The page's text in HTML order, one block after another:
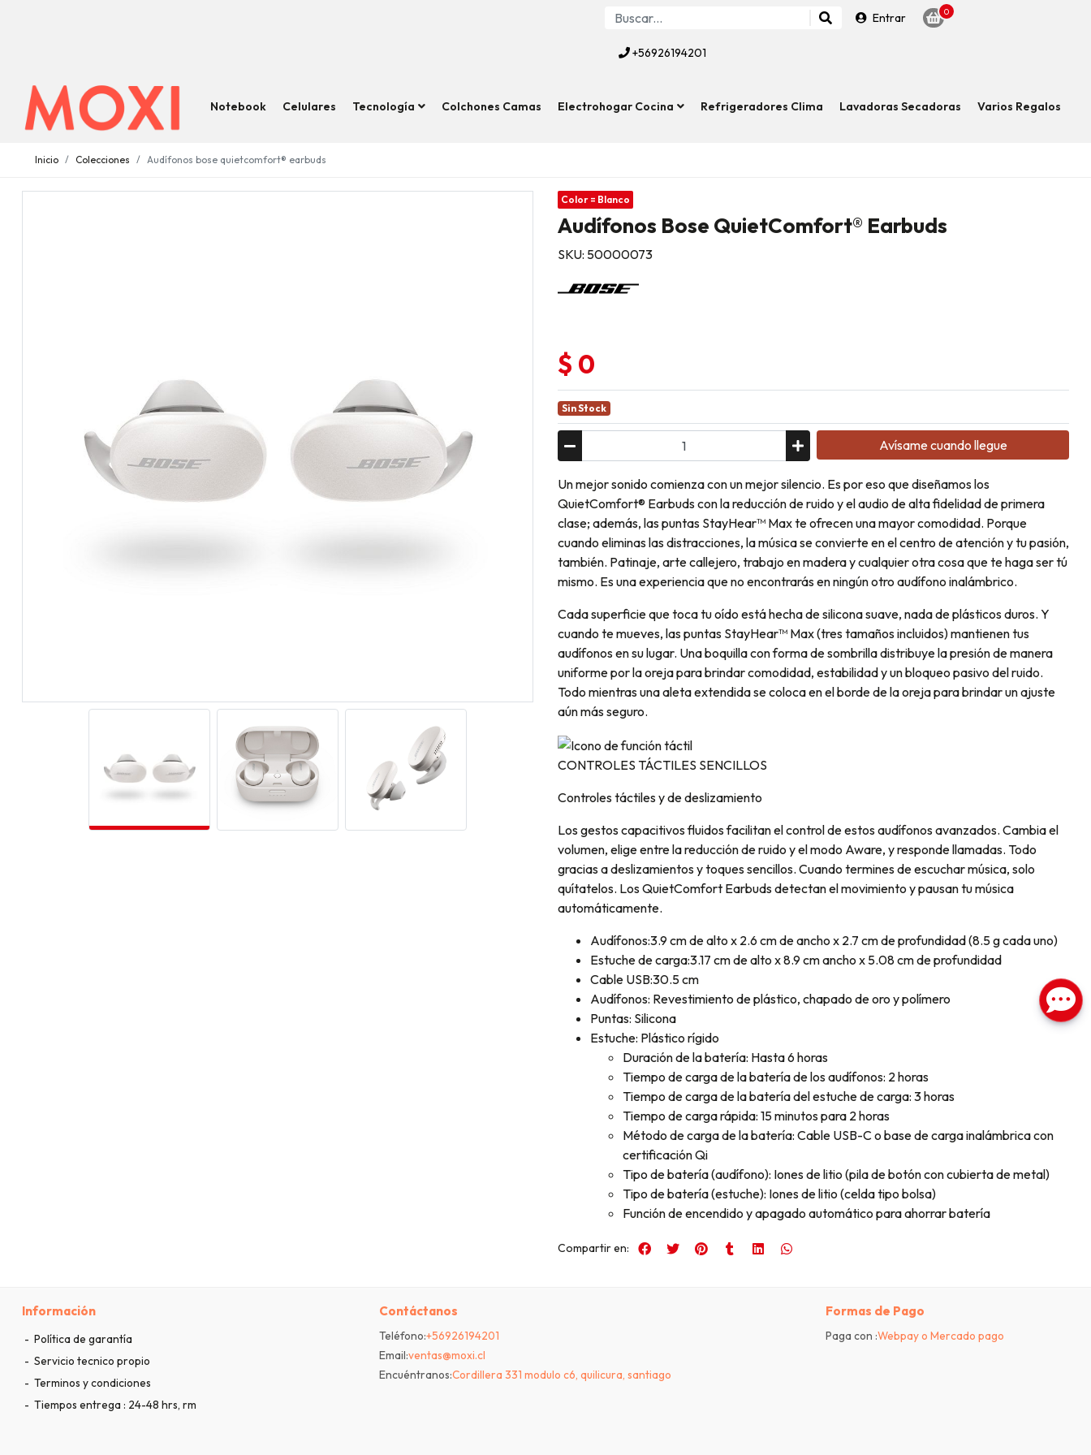
Entrar 0
+56926194201
Notebook Celulares Tecnología Colchones Camas Electrohogar Cocina Refrigeradores Clima Lavadoras Secadoras Varios Regalos
Inicio Colecciones Audífonos bose quietcomfort® earbuds
Color = Blanco
Audífonos Bose QuietComfort® Earbuds
SKU: 50000073
$ 0
Sin Stock
Avísame cuando llegue
Un mejor sonido comienza con un mejor silencio. Es por eso que diseñamos los
QuietComfort® Earbuds con la reducción de ruido y el audio de alta fidelidad de primera
clase; además, las puntas StayHear™ Max te ofrecen una mayor comodidad. Porque
cuando eliminas las distracciones, la música se convierte en el centro de atención y tu pasión,
también. Patinaje, arte callejero, trabajo en madera y cualquier otra cosa que te haga ser tú
mismo. Es una experiencia que no encontrarás en ningún otro audífono inalámbrico.
Cada superficie que toca tu oído está hecha de silicona suave, nada de plásticos duros. Y
cuando te mueves, las puntas StayHear™ Max (tres tamaños incluidos) mantienen tus
audífonos en su lugar. Una boquilla con forma de sombrilla distribuye la presión de manera
uniforme por la oreja para brindar comodidad, estabilidad y un bloqueo pasivo del ruido.
Todo mientras una aleta extendida se coloca en el borde de la oreja para brindar un ajuste
aún más seguro.
CONTROLES TÁCTILES SENCILLOS
Controles táctiles y de deslizamiento
Los gestos capacitivos fluidos facilitan el control de estos audífonos avanzados. Cambia el
volumen, elige entre la reducción de ruido y el modo Aware, y responde llamadas. Todo
gracias a deslizamientos y toques sencillos. Cuando termines de escuchar música, solo
quítatelos. Los QuietComfort Earbuds detectan el movimiento y pausan tu música
automáticamente.
Audífonos:3.9 cm de alto x 2.6 cm de ancho x 2.7 cm de profundidad (8.5 g cada uno)
Estuche de carga:3.17 cm de alto x 8.9 cm ancho x 5.08 cm de profundidad
Cable USB:30.5 cm
Audífonos: Revestimiento de plástico, chapado de oro y polímero
Puntas: Silicona
Estuche: Plástico rígido
Duración de la batería: Hasta 6 horas
Tiempo de carga de la batería de los audífonos: 2 horas
Tiempo de carga de la batería del estuche de carga: 3 horas
Tiempo de carga rápida: 15 minutos para 2 horas
Método de carga de la batería: Cable USB-C o base de carga inalámbrica con
certificación Qi
Tipo de batería (audífono): Iones de litio (pila de botón con cubierta de metal)
Tipo de batería (estuche): Iones de litio (celda tipo bolsa)
Función de encendido y apagado automático para ahorrar batería
Compartir en:
Información
Política de garantía
Servicio tecnico propio
Terminos y condiciones
Tiempos entrega : 24-48 hrs, rm
Contáctanos
Teléfono:+56926194201
Email:ventas@moxi.cl
Encuéntranos:Cordillera 331 modulo c6, quilicura, santiago
Formas de Pago
Paga con :Webpay o Mercado pago